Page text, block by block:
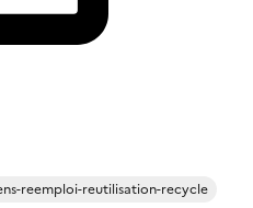
reemploi-reutilisation-recycle